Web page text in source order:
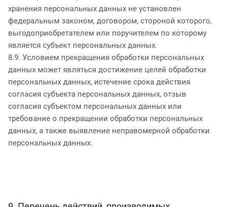
хранения персональных данных не установлен
федеральным законом, договором, стороной которого,
выгодоприобретателем или поручителем по которому
является субъект персональных данных.
8.9. Условием прекращения обработки персональных
данных может являться достижение целей обработки
персональных данных, истечение срока действия
согласия субъекта персональных данных, отзыв
согласия субъектом персональных данных или
требование о прекращении обработки персональных
данных, а также выявление неправомерной обработки
персональных данных.